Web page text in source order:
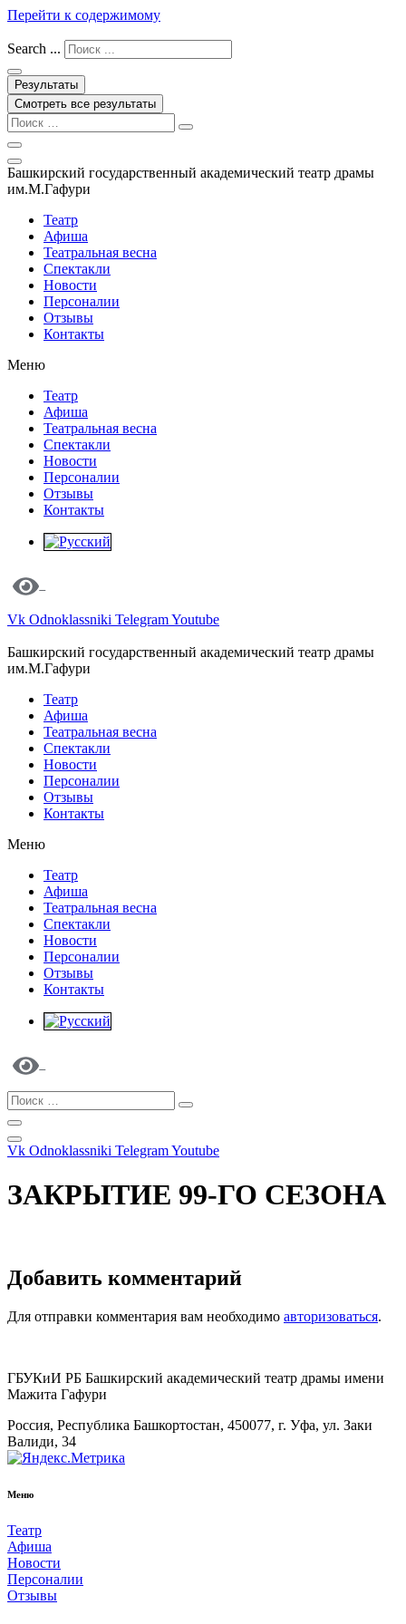
Перейти к содержимому
Search ...
Результаты
Смотреть все результаты
Башкирский государственный академический театр драмы
им.М.Гафури
Театр
Афиша
Театральная весна
Спектакли
Новости
Персоналии
Отзывы
Контакты
Меню
Театр
Афиша
Театральная весна
Спектакли
Новости
Персоналии
Отзывы
Контакты
Vk Odnoklassniki TelegramYoutube
Башкирский государственный академический театр драмы
им.М.Гафури
Театр
Афиша
Театральная весна
Спектакли
Новости
Персоналии
Отзывы
Контакты
Меню
Театр
Афиша
Театральная весна
Спектакли
Новости
Персоналии
Отзывы
Контакты
Vk Odnoklassniki TelegramYoutube
ЗАКРЫТИЕ 99-ГО СЕЗОНА
Добавить комментарий
Для отправки комментария вам необходимо авторизоваться.
ГБУКиИ РБ Башкирский академический театр драмы имени
Мажита Гафури
Россия, Республика Башкортостан, 450077, г. Уфа, ул. Заки
Валиди, 34
Меню
Театр
Афиша
Новости
Персоналии
Отзывы